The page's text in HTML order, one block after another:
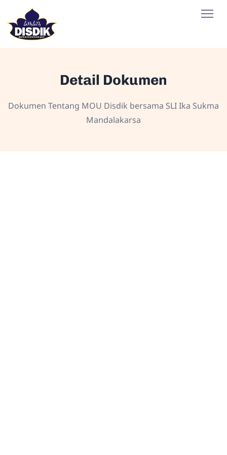
Detail Dokumen
Dokumen Tentang MOU Disdik bersama SLI Ika Sukma
Mandalakarsa